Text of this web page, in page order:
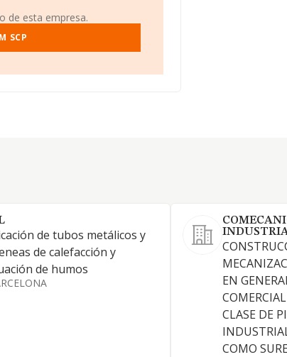
de esta empresa.
SCP
de tubos metálicos y
de calefacción y
de humos
EN
CLASE DE
COMO